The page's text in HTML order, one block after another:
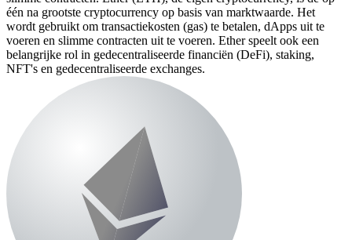
één na grootste cryptocurrency op basis van marktwaarde. Het
wordt gebruikt om transactiekosten (gas) te betalen, dApps uit te
voeren en slimme contracten uit te voeren. Ether speelt ook een
belangrijke rol in gedecentraliseerde financiën (DeFi), staking,
NFT's en gedecentraliseerde exchanges.